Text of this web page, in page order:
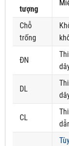
tượng
Chỗ
trống
ĐN
DL
CL